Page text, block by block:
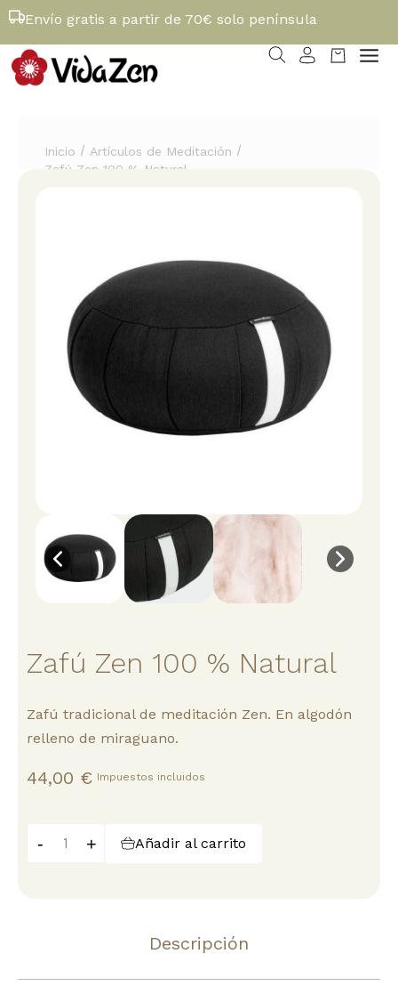
Envío gratis a partir de 70€ solo península
Inicio / Artículos de Meditación /
Zafú Zen 100 % Natural
Zafú Zen 100 % Natural
Zafú tradicional de meditación Zen. En algodón
relleno de miraguano.
44,00 € Impuestos incluidos
- + Añadir al carrito
Descripción